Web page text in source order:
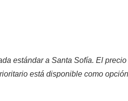
estándar a Santa Sofía. El precio
está disponible como